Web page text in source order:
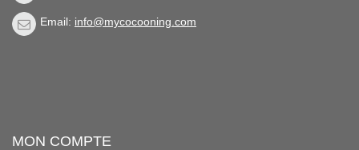
Email: info@mycocooning.com
MON COMPTE